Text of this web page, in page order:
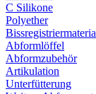
C Silikone
Polyether
Abformlöffel
Abformzubehör
Artikulation
Unterfütterung